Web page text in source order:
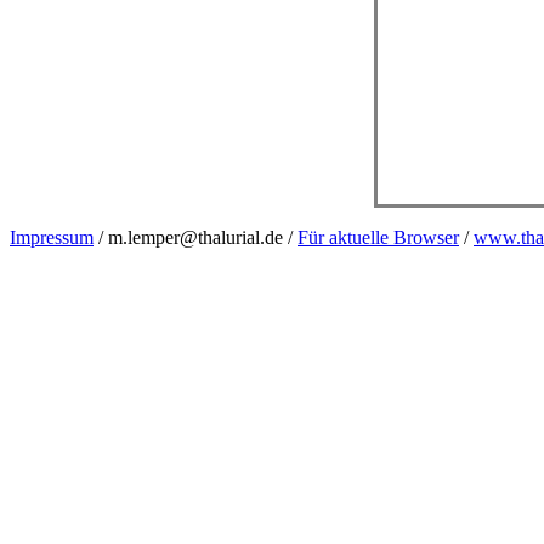
Impressum / m.lemper@thalurial.de /Für aktuelle Browser/